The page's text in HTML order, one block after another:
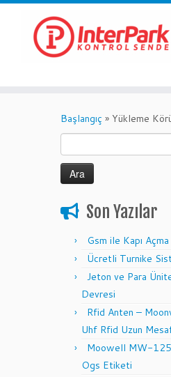
Başlangıç » Yükleme
Son Yazılar
Gsm ile Kapı Açma
Ücretli Turnike
Jeton ve Para
Devresi
Rfid Anten –
Uhf Rfid Uzun
Moowell MW-
Ogs Etiketi